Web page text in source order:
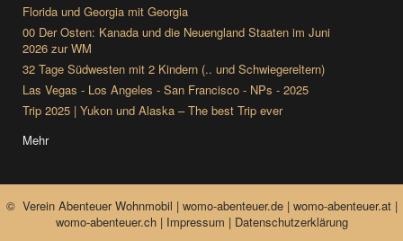
Florida und Georgia mit Georgia
00 Der Osten: Kanada und die Neuengland Staaten im Juni
2026 zur WM
32 Tage Südwesten mit 2 Kindern (.. und Schwiegereltern)
Las Vegas - Los Angeles - San Francisco - NPs - 2025
Trip 2025 | Yukon und Alaska – The best Trip ever
Mehr
© Verein Abenteuer Wohnmobil | womo-abenteuer.de | womo-abenteuer.at |
womo-abenteuer.ch | Impressum | Datenschutzerklärung